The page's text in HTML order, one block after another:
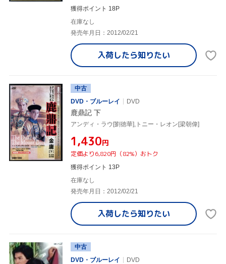
獲得ポイント 18P
在庫なし
発売年月日：2012/02/21
入荷したら知りたい
中古
DVD・ブルーレイ
DVD
鹿鼎記 下
アンディ・ラウ[劉徳華],トニー・レオン[梁朝偉]
¥1,430円
定価より6,820円（82%）おトク
獲得ポイント 13P
在庫なし
発売年月日：2012/02/21
入荷したら知りたい
中古
DVD・ブルーレイ
DVD